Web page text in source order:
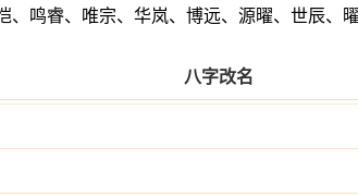
鸣睿、唯宗、华岚、博远、源曜、世辰、曜
八字改名